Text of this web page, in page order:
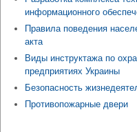
информационного
Правила поведения
акта
Виды инструктажа по
предприятиях Украины
Безопасность
Противопожарные двери